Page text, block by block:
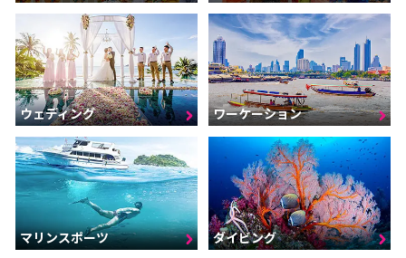
ウェディング ワーケーション
マリンスポーツ ダイビング